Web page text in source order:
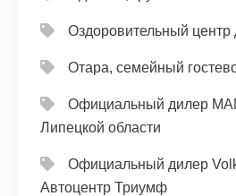
Оздоровительный центр
Отара, семейный
Официальный дилер
Липецкой области
Официальный дилер
Автоцентр Триумф